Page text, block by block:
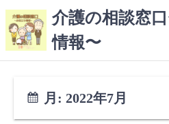
コ
ン
介護の相談窓
情報〜
月: 2022年7月